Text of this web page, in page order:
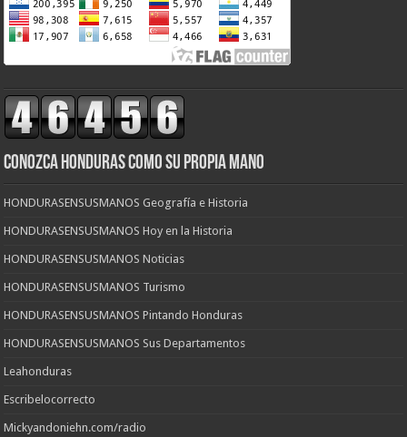
CONOZCA HONDURAS COMO SU PROPIA MANO
HONDURASENSUSMANOS Geografía e Historia
HONDURASENSUSMANOS Hoy en la Historia
HONDURASENSUSMANOS Noticias
HONDURASENSUSMANOS Turismo
HONDURASENSUSMANOS Pintando Honduras
HONDURASENSUSMANOS Sus Departamentos
Leahonduras
Escribelocorrecto
Mickyandoniehn.com/radio